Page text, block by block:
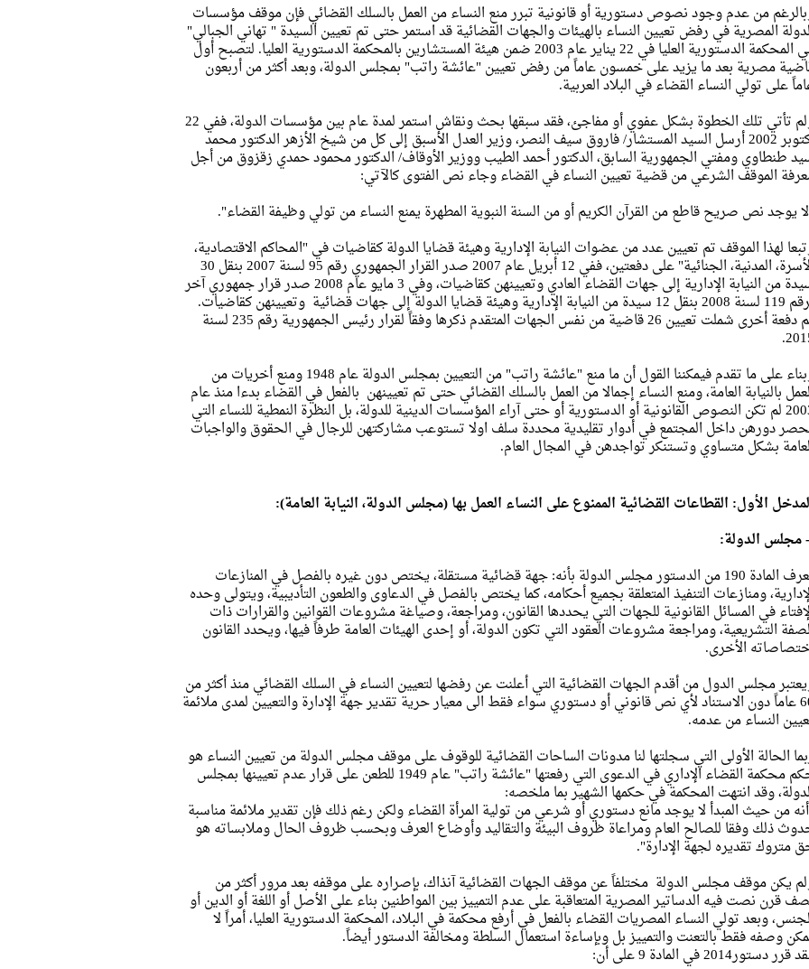
من عدم وجود نصوص دستورية أو قانونية تبرر منع النساء من العمل بالسلك القضائي فإن موقف مؤسسات
المصرية في رفض تعيين النساء بالهيئات والجهات القضائية قد استمر حتى تم تعيين السيدة " تهاني الجبالي"
في المحكمة الدستورية العليا في 22 يناير عام 2003 ضمن هيئة المستشارين بالمحكمة الدستورية العليا. لتصبح أول
مصرية بعد ما يزيد على خمسون عاماً من رفض تعيين "عائشة راتب" بمجلس الدولة، وبعد أكثر من أربعون
على تولي النساء القضاء في البلاد العربية.
ولم تأتي تلك الخطوة بشكل عفوي أو مفاجئ، فقد سبقها بحث ونقاش استمر لمدة عام بين مؤسسات الدولة، ففي 22
أكتوبر 2002 أرسل السيد المستشار/ فاروق سيف النصر، وزير العدل الأسبق إلى كل من شيخ الأزهر الدكتور محمد
طنطاوي ومفتي الجمهورية السابق، الدكتور أحمد الطيب ووزير الأوقاف/ الدكتور محمود حمدي زقزوق من أجل
الموقف الشرعي من قضية تعيين النساء في القضاء وجاء نص الفتوى كالآتي:
يوجد نص صريح قاطع من القرآن الكريم أو من السنة النبوية المطهرة يمنع النساء من تولي وظيفة القضاء".
لهذا الموقف تم تعيين عدد من عضوات النيابة الإدارية وهيئة قضايا الدولة كقاضيات في "المحاكم الاقتصادية،
الأسرة، المدنية، الجنائية" على دفعتين، ففي 12 أبريل عام 2007 صدر القرار الجمهوري رقم 95 لسنة 2007 بنقل 30
سيدة من النيابة الإدارية إلى جهات القضاء العادي وتعيينهن كقاضيات، وفي 3 مايو عام 2008 صدر قرار جمهوري آخر
برقم 119 لسنة 2008 بنقل 12 سيدة من النيابة الإدارية وهيئة قضايا الدولة إلى جهات قضائية وتعيينهن كقاضيات.
ثم دفعة أخرى شملت تعيين 26 قاضية من نفس الجهات المتقدم ذكرها وفقاً لقرار رئيس الجمهورية رقم 235 لسنة
وبناء على ما تقدم فيمكننا القول أن ما منع "عائشة راتب" من التعيين بمجلس الدولة عام 1948 ومنع أخريات من
بالنيابة العامة، ومنع النساء إجمالا من العمل بالسلك القضائي حتى تم تعيينهن بالفعل في القضاء بدءا منذ عام
2003 لم تكن النصوص القانونية أو الدستورية أو حتى آراء المؤسسات الدينية للدولة، بل النظرة النمطية للنساء التي
دورهن داخل المجتمع في أدوار تقليدية محددة سلف اولا تستوعب مشاركتهن للرجال في الحقوق والواجبات
بشكل متساوي وتستنكر تواجدهن في المجال العام.
الأول: القطاعات القضائية الممنوع على النساء العمل بها (مجلس الدولة، النيابة العامة):
مجلس الدولة:
تعرف المادة 190 من الدستور مجلس الدولة بأنه: جهة قضائية مستقلة، يختص دون غيره بالفصل في المنازعات
ومنازعات التنفيذ المتعلقة بجميع أحكامه، كما يختص بالفصل في الدعاوى والطعون التأديبية، ويتولى وحده
في المسائل القانونية للجهات التي يحددها القانون، ومراجعة، وصياغة مشروعات القوانين والقرارات ذات
التشريعية، ومراجعة مشروعات العقود التي تكون الدولة، أو إحدى الهيئات العامة طرفاً فيها، ويحدد القانون
الأخرى.
مجلس الدول من أقدم الجهات القضائية التي أعلنت عن رفضها لتعيين النساء في السلك القضائي منذ أكثر من
60 عاماً دون الاستناد لأي نص قانوني أو دستوري سواء فقط الى معيار حرية تقدير جهة الإدارة والتعيين لمدى ملائمة
النساء من عدمه.
الحالة الأولى التي سجلتها لنا مدونات الساحات القضائية للوقوف على موقف مجلس الدولة من تعيين النساء هو
حكم محكمة القضاء الإداري في الدعوى التي رفعتها "عائشة راتب" عام 1949 للطعن على قرار عدم تعيينها بمجلس
وقد انتهت المحكمة في حكمها الشهير بما ملخصه:
من حيث المبدأ لا يوجد مانع دستوري أو شرعي من تولية المرأة القضاء ولكن رغم ذلك فإن تقدير ملائمة مناسبة
ذلك وفقا للصالح العام ومراعاة ظروف البيئة والتقاليد وأوضاع العرف وبحسب ظروف الحال وملابساته هو
متروك تقديره لجهة الإدارة".
يكن موقف مجلس الدولة مختلفاً عن موقف الجهات القضائية آنذاك، بإصراره على موقفه بعد مرور أكثر من
قرن نصت فيه الدساتير المصرية المتعاقبة على عدم التمييز بين المواطنين بناء على الأصل أو اللغة أو الدين أو
وبعد تولي النساء المصريات القضاء بالفعل في أرفع محكمة في البلاد، المحكمة الدستورية العليا، أمراً لا
وصفه فقط بالتعنت والتمييز بل وبإساءة استعمال السلطة ومخالفة الدستور أيضاً.
دستور2014 في المادة 9 على أن: